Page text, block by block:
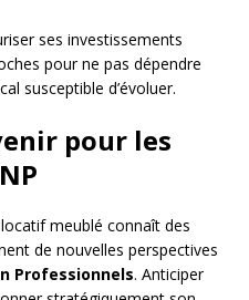
ses investissements
pour ne pas dépendre
susceptible d’évoluer.
pour les
meublé connaît des
de nouvelles perspectives
Professionnels. Anticiper